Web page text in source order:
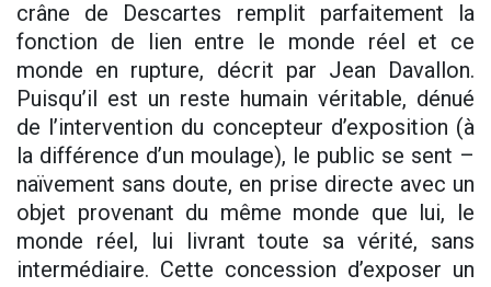
crâne de Descartes remplit parfaitement la
fonction de lien entre le monde réel et ce
monde en rupture, décrit par Jean Davallon.
Puisqu’il est un reste humain véritable, dénué
de l’intervention du concepteur d’exposition (à
la différence d’un moulage), le public se sent –
naïvement sans doute, en prise directe avec un
objet provenant du même monde que lui, le
monde réel, lui livrant toute sa vérité, sans
intermédiaire. Cette concession d’exposer un